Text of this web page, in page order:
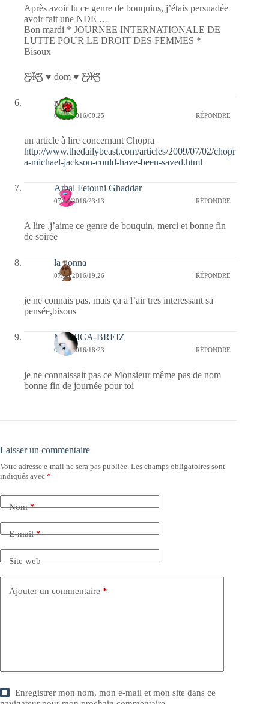
Après avoir lu ce genre de bouquins, j’étais persuadée
avoir fait une NDE …
Bon mardi * JOURNEE INTERNATIONALE DE
LUTTE POUR LE DROIT DES FEMMES *
Bisoux
Ƹ̵̡Ӝ̵̨̄Ʒ ♥ dom ♥ Ƹ̵̡Ӝ̵̨̄Ʒ
nessa
08/03/2016/00:25 RÉPONDRE
un article à lire concernant Chopra
http://www.thedailybeast.com/articles/2009/07/02/chopr
a-michael-jackson-could-have-been-saved.html
Amal Fetouni Ghaddar
07/03/2016/23:13 RÉPONDRE
A lire ,j’aime ce genre de bouquin, merci et bonne fin
de soirée
la nonna
07/03/2016/19:26 RÉPONDRE
je ne connais pas, mais ça a l’air tres interessant sa
pensée,bisous
MONICA-BREIZ
07/03/2016/18:23 RÉPONDRE
je ne connaissait pas ce Monsieur même pas de nom
bonne fin de journée pour toi
Laisser un commentaire
Votre adresse e-mail ne sera pas publiée. Les champs obligatoires sont
indiqués avec *
Nom*
E-mail*
Site web
Ajouter un commentaire *
Enregistrer mon nom, mon e-mail et mon site dans ce